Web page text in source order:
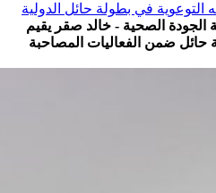
في بطولة حائل الدولية
الجودة الصحية - خالد صقر يقيم
⁧‫حائل‬⁩ ضمن الفعاليات المصاحبة